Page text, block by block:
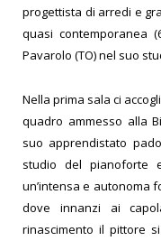
progettista di arredi e
quasi contemporanea
Pavarolo (TO) nel suo
Nella prima sala ci
quadro ammesso alla
suo apprendistato
studio del pianoforte
un’intensa e autonoma
dove innanzi ai
rinascimento il pittore